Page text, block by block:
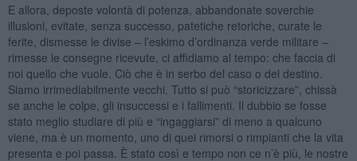
E allora, deposte volontà di potenza, abbandonate soverchie
illusioni, evitate, senza successo, patetiche retoriche, curate le
ferite, dismesse le divise – l’eskimo d’ordinanza verde militare –
rimesse le consegne ricevute, ci affidiamo al tempo: che faccia di
noi quello che vuole. Ciò che è in serbo del caso o del destino.
Siamo irrimediabilmente vecchi. Tutto si può “storicizzare”, chissà
se anche le colpe, gli insuccessi e i fallimenti. Il dubbio se fosse
stato meglio studiare di più e “ingaggiarsi” di meno a qualcuno
viene, ma è un momento, uno di quei rimorsi o rimpianti che la vita
presenta e poi passa. È stato così e tempo non ce n’è più, le nostre